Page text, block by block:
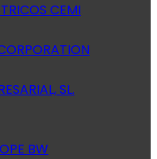
CEMI
SL.
BW